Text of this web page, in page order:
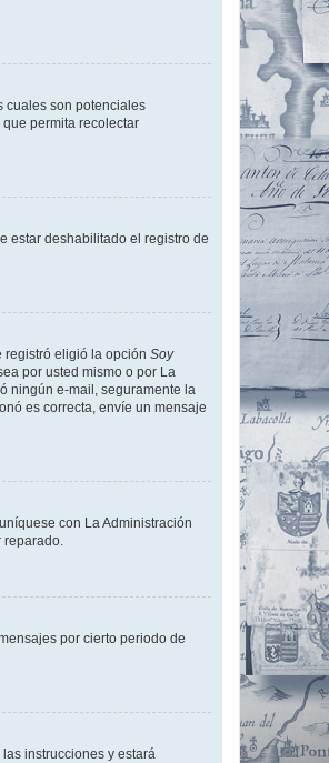
cuales son potenciales
permita recolectar
estar deshabilitado el registro de
registró eligió la opción Soy
por usted mismo o por La
ningún e-mail, seguramente la
es correcta, envíe un mensaje
con La Administración
reparado.
por cierto periodo de
las instrucciones y estará